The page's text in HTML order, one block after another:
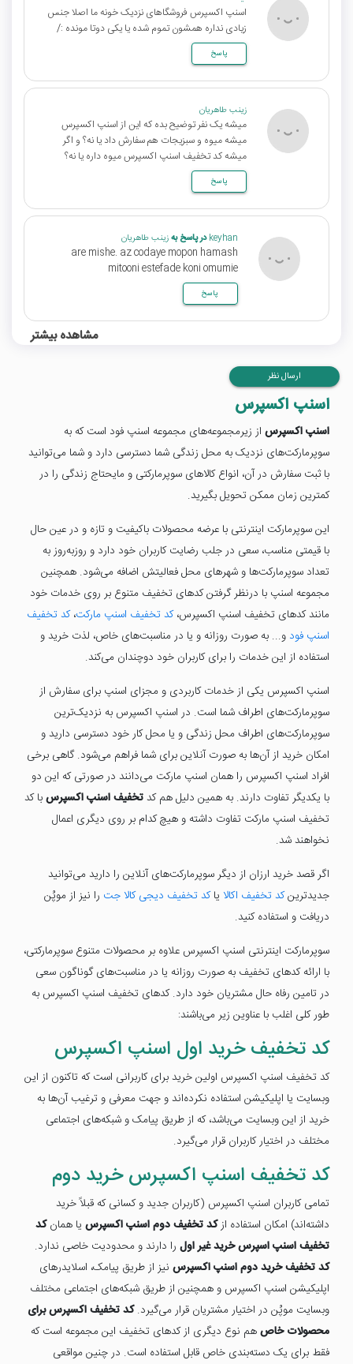
اسنپ اکسپرس فروشگاهای نزدیک خونه ما اصلا جنس
زیادی نداره همشون تموم شده یا یکی دوتا مونده :/
پاسخ
زینب طاهریان
میشه یک نفر توضیح بده که این از اسنپ اکسپرس
میشه میوه و سبزیجات هم سفارش داد یا نه؟ و اگر
میشه کد تخفیف اسنپ اکسپرس میوه داره یا نه؟
پاسخ
keyhan در پاسخ بهزینب طاهریان
are mishe. az codaye mopon hamash
mitooni estefade koni omumie
پاسخ
مشاهده بیشتر
ارسال نظر
اسنپ اکسپرس
اسنپ اکسپرس از زیرمجموعه‌های مجموعه اسنپ فود است که به
سوپرمارکت‌های نزدیک به محل زندگی شما دسترسی دارد و شما می‌توانید
با ثبت سفارش در آن، انواع کالاهای سوپرمارکتی و مایحتاج زندگی را در
کمترین زمان ممکن تحویل بگیرید.
این سوپرمارکت اینترنتی با عرضه محصولات باکیفیت و تازه و در عین حال
با قیمتی مناسب، سعی در جلب رضایت کاربران خود دارد و روزبه‌روز به
تعداد سوپرمارکت‌ها و شهرهای محل فعالیتش اضافه می‌شود. همچنین
مجموعه اسنپ با درنظر گرفتن کدهای تخفیف متنوع بر روی خدمات خود
مانند کدهای تخفیف اسنپ اکسپرس،کد تخفیف اسنپ مارکت،کد تخفیف
اسنپ فود و... به صورت روزانه و یا در مناسبت‌های خاص، لذت خرید و
استفاده از این خدمات را برای کاربران خود دوچندان می‌کند.
اسنپ اکسپرس یکی از خدمات کاربردی و مجزای اسنپ برای سفارش از
سوپرمارکت‌های اطراف شما است. در اسنپ اکسپرس به نزدیک‌ترین
سوپرمارکت‌های اطراف محل زندگی و یا محل کار خود دسترسی دارید و
امکان خرید از آن‌ها به صورت آنلاین برای شما فراهم می‌شود. گاهی برخی
افراد اسنپ اکسپرس را همان اسنپ مارکت می‌دانند در صورتی که این دو
با یکدیگر تفاوت دارند. به همین دلیل هم کدتخفیف اسنپ اکسپرسبا کد
تخفیف اسنپ مارکت تفاوت داشته و هیچ کدام بر روی دیگری اعمال
نخواهند شد.
اگر قصد خرید ارزان از دیگر سوپرمارکت‌های آنلاین را دارید می‌توانید
جدیدترینکد تخفیف اکالا یاکد تخفیف دیجی کالا جت را نیز از موپُن
دریافت و استفاده کنید.
سوپرمارکت اینترنتی اسنپ اکسپرس علاوه بر محصولات متنوع سوپرمارکتی،
با ارائه کدهای تخفیف به صورت روزانه یا در مناسبت‌های گوناگون سعی
در تامین رفاه حال مشتریان خود دارد. کدهای تخفیف اسنپ اکسپرس به
طور کلی اغلب با عناوین زیر می‌باشند:
کد تخفیف خرید اول اسنپ اکسپرس
کد تخفیف اسنپ اکسپرس اولین خرید برای کاربرانی است که تاکنون از این
وبسایت یا اپلیکیشن استفاده نکرده‌اند و جهت معرفی و ترغیب آن‌ها به
خرید از این وبسایت می‌باشد، که از طریق پیامک و شبکه‌های اجتماعی
مختلف در اختیار کاربران قرار می‌گیرد.
کد تخفیف اسنپ اکسپرس خرید دوم
تمامی کاربران اسنپ اکسپرس (کاربران جدید و کسانی که قبلاً خرید
داشته‌اند) امکان استفاده ازکد تخفیف دوم اسنپ اکسپرس یا همان ‌کد
تخفیف اسنپ اسپرس خرید غیر اول را دارند و محدودیت خاصی ندارد.
کد تخفیف خرید دوم اسنپ اکسپرس نیز از طریق پیامک، اسلایدرهای
اپلیکیشن اسنپ اکسپرس و همچنین از طریق شبکه‌های اجتماعی مختلف
وبسایت موپُن در اختیار مشتریان قرار می‌گیرد.کد تخفیف اکسپرس برای
محصولات خاصهم نوع دیگری از کدهای تخفیف این مجموعه است که
فقط برای یک دسته‌بندی خاص قابل استفاده است. در چنین مواقعی